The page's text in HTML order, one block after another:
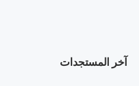
آخر المستجدات